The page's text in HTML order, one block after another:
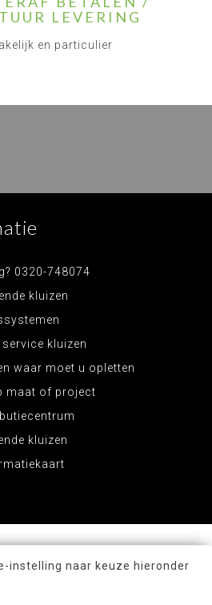
LEVERING
en particulier
0320-748074
kluizen
service kluizen
waar moet u opletten
maat of project
kluizen
instelling naar keuze hieronder